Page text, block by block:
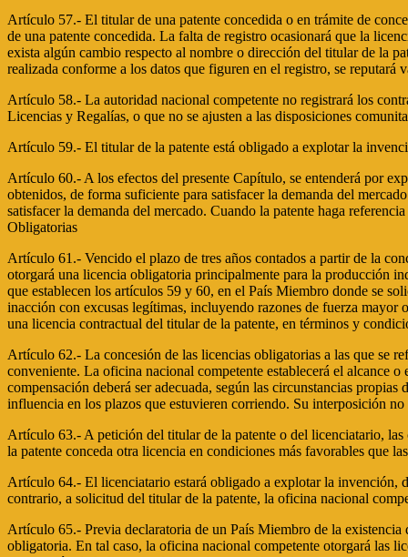
Artículo 57.- El titular de una patente concedida o en trámite de
de una patente concedida. La falta de registro ocasionará que la
exista algún cambio respecto al nombre o dirección del titular de la
realizada conforme a los datos que figuren en el registro, se reputará
Artículo 58.- La autoridad nacional competente no registrará los
Licencias y Regalías, o que no se ajusten a las disposiciones
Artículo 59.- El titular de la patente está obligado a explotar la
Artículo 60.- A los efectos del presente Capítulo, se entenderá por
obtenidos, de forma suficiente para satisfacer la demanda del
satisfacer la demanda del mercado. Cuando la patente haga
Obligatorias
Artículo 61.- Vencido el plazo de tres años contados a partir de la
otorgará una licencia obligatoria principalmente para la producción
que establecen los artículos 59 y 60, en el País Miembro donde se
inacción con excusas legítimas, incluyendo razones de fuerza
una licencia contractual del titular de la patente, en términos y
Artículo 62.- La concesión de las licencias obligatorias a las que se
conveniente. La oficina nacional competente establecerá el alcance
compensación deberá ser adecuada, según las circunstancias
influencia en los plazos que estuvieren corriendo. Su interposición
Artículo 63.- A petición del titular de la patente o del licenciatario,
la patente conceda otra licencia en condiciones más favorables que
Artículo 64.- El licenciatario estará obligado a explotar la invención,
contrario, a solicitud del titular de la patente, la oficina nacional
Artículo 65.- Previa declaratoria de un País Miembro de la existencia
obligatoria. En tal caso, la oficina nacional competente otorgará las